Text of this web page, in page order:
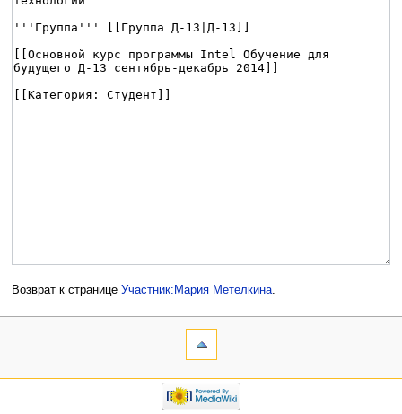
Возврат к странице Участник:Мария Метелкина.